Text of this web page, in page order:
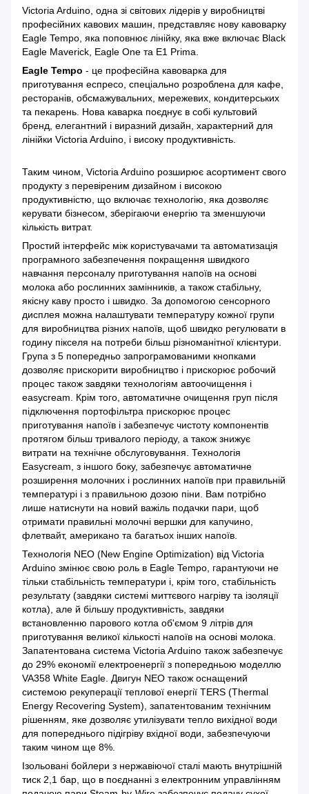
Victoria Arduino, одна зі світових лідерів у виробництві
професійних кавових машин, представляє нову кавоварку
Eagle Tempo, яка поповнює лінійку, яка вже включає Black
Eagle Maverick, Eagle One та E1 Prima.
Eagle Tempo - це професійна кавоварка для
приготування еспресо, спеціально розроблена для кафе,
ресторанів, обсмажувальних, мережевих, кондитерських
та пекарень. Нова каварка поєднує в собі культовий
бренд, елегантний і виразний дизайн, характерний для
лінійки Victoria Arduino, і високу продуктивність.
Таким чином, Victoria Arduino розширює асортимент свого
продукту з перевіреним дизайном і високою
продуктивністю, що включає технологію, яка дозволяє
керувати бізнесом, зберігаючи енергію та зменшуючи
кількість витрат.
Простий інтерфейс між користувачами та автоматизація
програмного забезпечення покращення швидкого
навчання персоналу приготування напоїв на основі
молока або рослинних замінників, а також стабільну,
якісну каву просто і швидко. За допомогою сенсорного
дисплея можна налаштувати температуру кожної групи
для виробництва різних напоїв, щоб швидко регулювати в
годину пікселя на потреби більш різноманітної клієнтури.
Група з 5 попередньо запрограмованими кнопками
дозволяє прискорити виробництво і прискорює робочий
процес також завдяки технологіям автоочищення і
easycream. Крім того, автоматичне очищення груп після
підключення портофільтра прискорює процес
приготування напоїв і забезпечує чистоту компонентів
протягом більш тривалого періоду, а також знижує
витрати на технічне обслуговування. Технологія
Easycream, з іншого боку, забезпечує автоматичне
розширення молочних і рослинних напоїв при правильній
температурі і з правильною дозою піни. Вам потрібно
лише натиснути на новий важіль подачки пари, щоб
отримати правильні молочні вершки для капучино,
флетвайт, американо та багатьох інших напоїв.
Технологія NEO (New Engine Optimization) від Victoria
Arduino змінює свою роль в Eagle Tempo, гарантуючи не
тільки стабільність температури і, крім того, стабільність
результату (завдяки системі миттєвого нагріву та ізоляції
котла), але й більшу продуктивність, завдяки
встановленню парового котла об'ємом 9 літрів для
приготування великої кількості напоїв на основі молока.
Запатентована система Victoria Arduino також забезпечує
до 29% економії електроенергії з попередньою моделлю
VA358 White Eagle. Двигун NEO також оснащений
системою рекуперації теплової енергії TERS (Thermal
Energy Recovering System), запатентованим технічним
рішенням, яке дозволяє утилізувати тепло вихідної води
для попереднього підігріву вхідної води, забезпечуючи
таким чином ще 8%.
Ізольовані бойлери з нержавіючої сталі мають внутрішній
тиск 2,1 бар, що в поєднанні з електронним управлінням